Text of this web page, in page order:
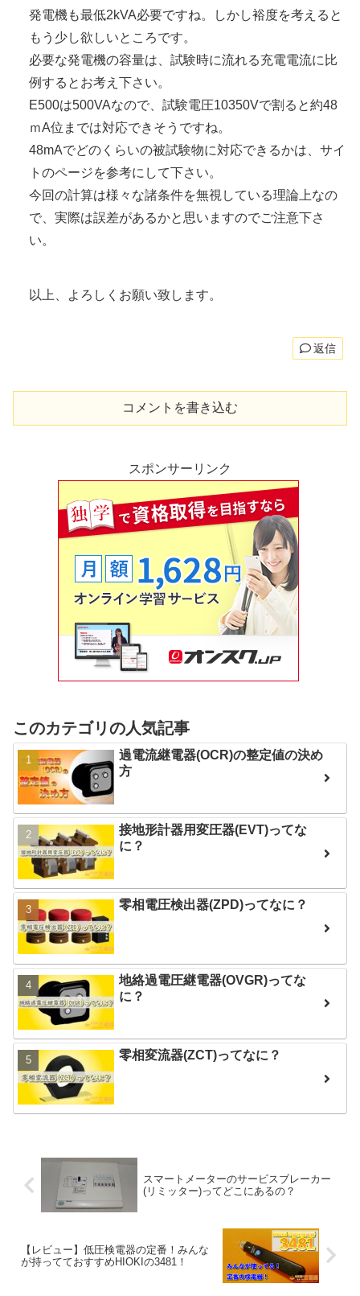
発電機も最低2kVA必要ですね。しかし裕度を考えると
もう少し欲しいところです。
必要な発電機の容量は、試験時に流れる充電電流に比
例するとお考え下さい。
E500は500VAなので、試験電圧10350Vで割ると約48
ｍA位までは対応できそうですね。
48mAでどのくらいの被試験物に対応できるかは、サイ
トのページを参考にして下さい。
今回の計算は様々な諸条件を無視している理論上なの
で、実際は誤差があるかと思いますのでご注意下さ
い。
以上、よろしくお願い致します。
返信
コメントを書き込む
スポンサーリンク
このカテゴリの人気記事
過電流継電器(OCR)の整定値の決め
方
接地形計器用変圧器(EVT)ってな
に？
零相電圧検出器(ZPD)ってなに？
地絡過電圧継電器(OVGR)ってな
に？
零相変流器(ZCT)ってなに？
スマートメーターのサービスブレーカー
(リミッター)ってどこにあるの？
【レビュー】低圧検電器の定番！みんな
が持ってておすすめHIOKIの3481！